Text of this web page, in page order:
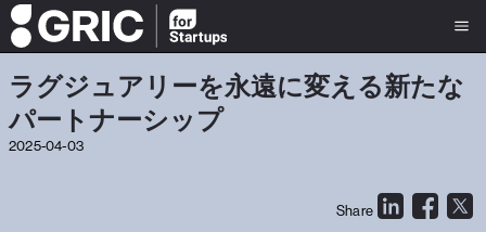
ラグジュアリーを永遠に変える新たな
パートナーシップ
2025-04-03
Share